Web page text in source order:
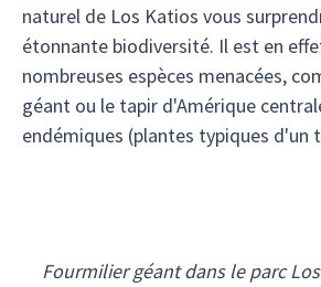
naturel de Los Katios vous
étonnante biodiversité. Il est en
nombreuses espèces menacées,
géant ou le tapir d'Amérique
endémiques (plantes typiques d'un
Fourmilier géant dans le parc